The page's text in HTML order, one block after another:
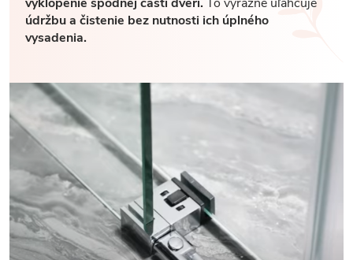
vyklopenie spodnej časti dverí.To výrazne uľahčuje
údržbu a čistenie bez nutnosti ich úplného
vysadenia.